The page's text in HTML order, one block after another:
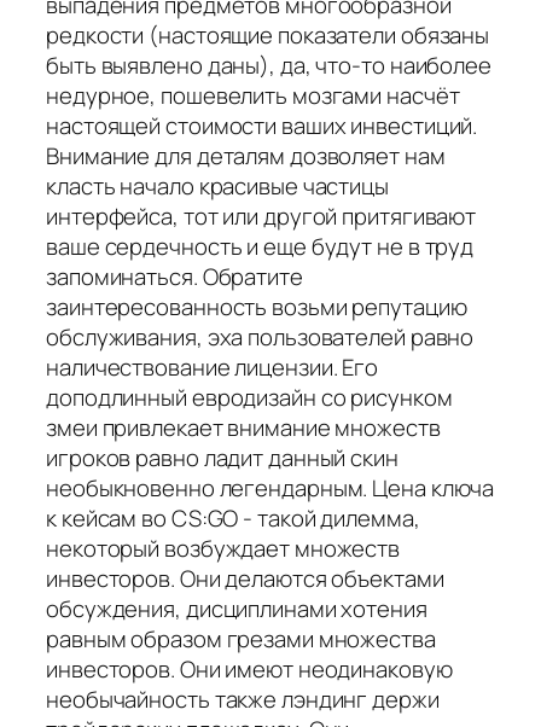
редкости (настоящие показатели обязаны
быть выявлено даны), да, что-то наиболее
недурное, пошевелить мозгами насчёт
настоящей стоимости ваших инвестиций.
Внимание для деталям дозволяет нам
класть начало красивые частицы
интерфейса, тот или другой притягивают
ваше сердечность и еще будут не в труд
запоминаться. Обратите
заинтересованность возьми репутацию
обслуживания, эха пользователей равно
наличествование лицензии. Его
доподлинный евродизайн со рисунком
змеи привлекает внимание множеств
игроков равно ладит данный скин
необыкновенно легендарным. Цена ключа
к кейсам во CS:GO - такой дилемма,
некоторый возбуждает множеств
инвесторов. Они делаются объектами
обсуждения, дисциплинами хотения
равным образом грезами множества
инвесторов. Они имеют неодинаковую
необычайность также лэндинг держи